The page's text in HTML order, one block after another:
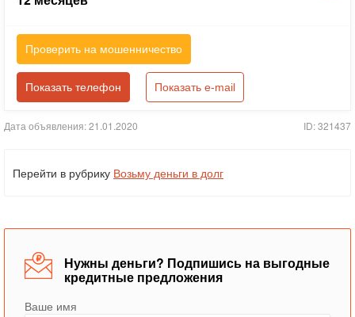
Проверить на мошенничество
Показать телефон Показать e-mail
Дата объявления: 21.01.2020 ID: 321437
Перейти в рубрику Возьму деньги в долг
Нужны деньги? Подпишись на выгодные
кредитные предложения
Ваше имя